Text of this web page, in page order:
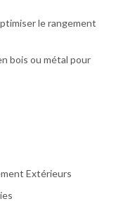
le rangement
bois ou métal pour
Extérieurs